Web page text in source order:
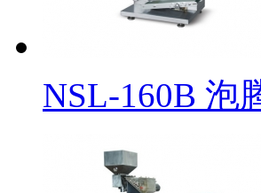
​NSL-160B 泡